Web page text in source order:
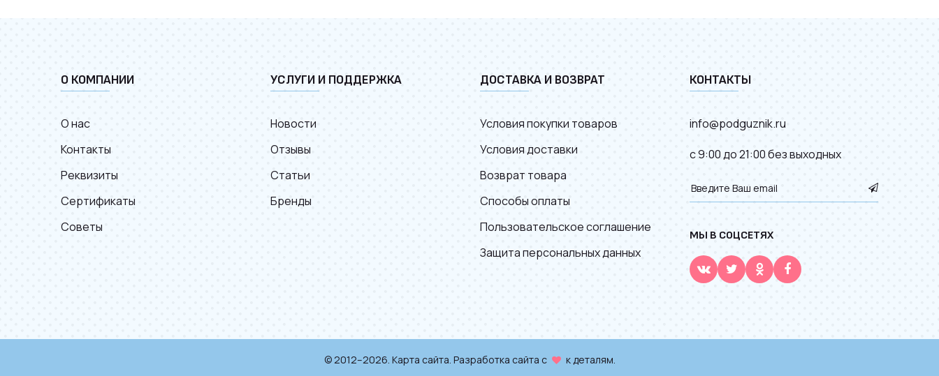
О КОМПАНИИ
О нас
Контакты
Реквизиты
Сертификаты
Советы
УСЛУГИ И ПОДДЕРЖКА
Новости
Отзывы
Статьи
Бренды
ДОСТАВКА И ВОЗВРАТ
Условия покупки товаров
Условия доставки
Возврат товара
Способы оплаты
Пользовательское соглашение
Защита персональных данных
КОНТАКТЫ
info@podguznik.ru
с 9:00 до 21:00 без выходных
МЫ В СОЦСЕТЯХ
© 2012–2026. Карта сайта. Разработка сайта с к деталям.